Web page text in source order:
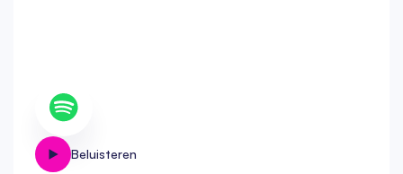
Beluisteren